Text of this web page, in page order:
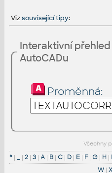
Vizsouvisející tipy:
Interaktivní
AutoCADu
Proměnná:
Všechny
*| _| 2| 3| A| B| C| D| E| F| G| H | I
W | X